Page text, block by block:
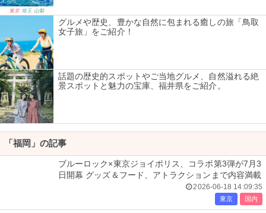
グルメや歴史、豊かな自然に包まれる癒しの旅「鳥取
女子旅」をご紹介！
話題の歴史的スポットやご当地グルメ、自然溢れる絶
景スポットと魅力の宝庫、福井県をご紹介。
「福岡」の記事
ブルーロック×東京ジョイポリス、コラボ第3弾が7月3
日開幕 グッズ＆フード、アトラクションまで内容満載
2026-06-18 14:09:35
東京 国内